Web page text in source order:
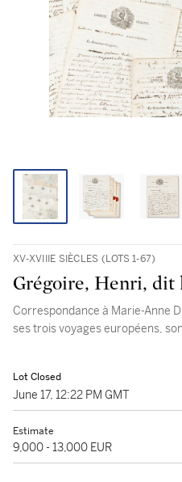
XV-XVIIIE SIÈCLES (LOTS 1-67)
Grégoire, Henri, dit
Correspondance à Marie-Anne
ses trois voyages européens,
Lot Closed
June 17, 12:22 PM GMT
Estimate
9,000 - 13,000 EUR